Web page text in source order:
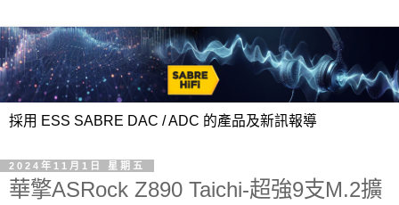
採用 ESS SABRE DAC / ADC 的產品及新訊報導
2024年11月1日 星期五
華擎ASRock Z890 Taichi-超強9支M.2擴